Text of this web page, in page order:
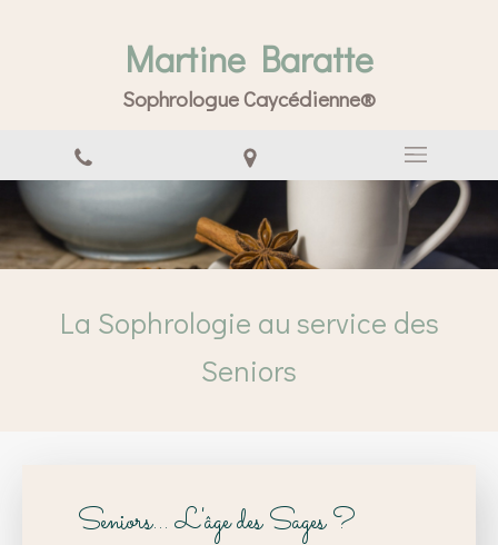
Martine Baratte
Sophrologue Caycédienne®
La Sophrologie au service des
Seniors
Seniors… L'âge des Sages ?